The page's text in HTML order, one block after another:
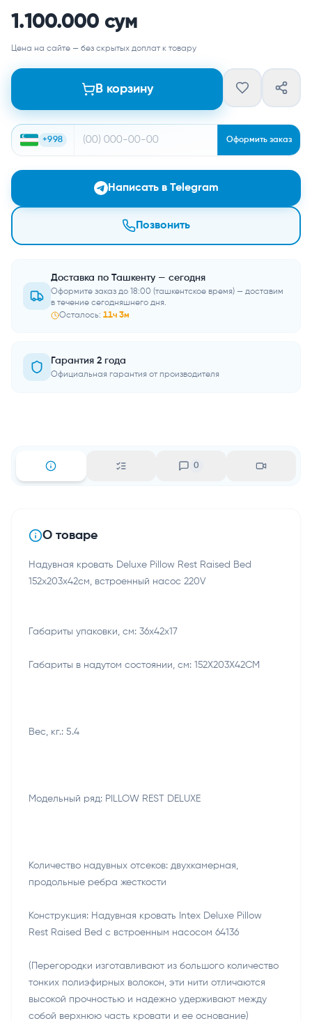
1.100.000 сум
Цена на сайте — без скрытых доплат к товару
В корзину
+998 Оформить заказ
Написать в Telegram
Позвонить
Доставка по Ташкенту — сегодня
Оформите заказ до 18:00 (ташкентское время) — доставим
в течение сегодняшнего дня.
Осталось: 11ч 3м
Гарантия 2 года
Официальная гарантия от производителя
0
О товаре
Надувная кровать Deluxe Pillow Rest Raised Bed
152х203х42см, встроенный насос 220V
Габариты упаковки, см: 36х42х17
Габариты в надутом состоянии, см: 152Х203Х42СМ
Вес, кг.: 5.4
Модельный ряд: PILLOW REST DELUXE
Количество надувных отсеков: двухкамерная,
продольные ребра жесткости
Конструкция: Надувнaя кровать Intex Deluxe Pillow
Rest Raised Bed c встроенным насосом 64136
(Перегородки изготавливают из большого количество
тонких полиэфирных волокон, эти нити отличаются
высокой прочностью и надежно удерживают между
собой верхнюю часть кровати и ее основание)